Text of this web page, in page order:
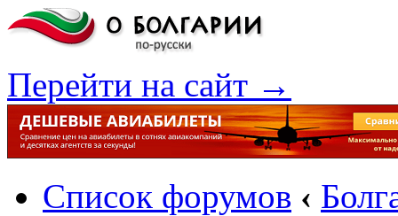
Перейти на сайт →
Список форумов ‹